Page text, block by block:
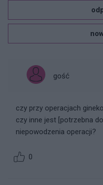
gość
czy przy operacjach
czy inne jest [potrzebna
niepowodzenia operacji?
0